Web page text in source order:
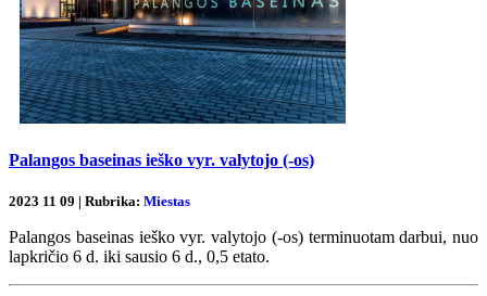
Palangos baseinas ieško vyr. valytojo (-os)
2023 11 09 | Rubrika: Miestas
Palangos baseinas ieško vyr. valytojo (-os) terminuotam darbui, nuo
lapkričio 6 d. iki sausio 6 d., 0,5 etato.